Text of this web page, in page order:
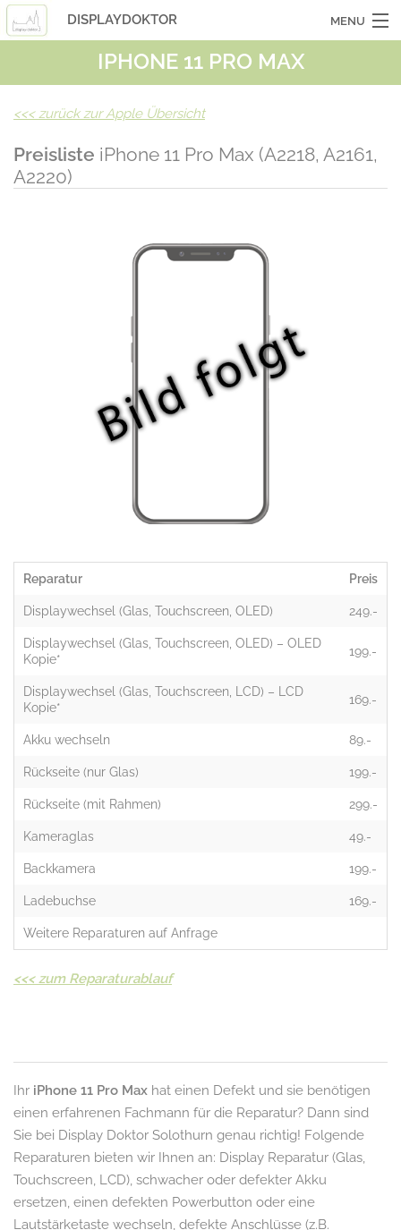
DISPLAYDOKTOR MENU
OCASSIONSGERÄTE
LAPTOPS
IPHONE 11 PRO MAX
<<< zurück zur Apple Übersicht
Preisliste iPhone 11 Pro Max (A2218, A2161,
A2220)
Reparatur Preis
Displaywechsel (Glas, Touchscreen, OLED) 249.-
Displaywechsel (Glas, Touchscreen, OLED) – OLED
Kopie*
199.-
Displaywechsel (Glas, Touchscreen, LCD) – LCD
Kopie*
169.-
Akku wechseln 89.-
Rückseite (nur Glas) 199.-
Rückseite (mit Rahmen) 299.-
Kameraglas 49.-
Backkamera 199.-
Ladebuchse 169.-
Weitere Reparaturen auf Anfrage
<<< zum Reparaturablauf
Ihr iPhone 11 Pro Max hat einen Defekt und sie benötigen
einen erfahrenen Fachmann für die Reparatur? Dann sind
Sie bei Display Doktor Solothurn genau richtig! Folgende
Reparaturen bieten wir Ihnen an: Display Reparatur (Glas,
Touchscreen, LCD), schwacher oder defekter Akku
ersetzen, einen defekten Powerbutton oder eine
Lautstärketaste wechseln, defekte Anschlüsse (z.B.